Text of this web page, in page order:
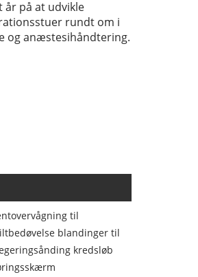
år på at udvikle
rundt om i
og anæstesihåndtering.
til
blandinger til
kredsløb